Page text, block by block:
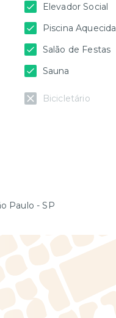
Elevador Social
Piscina Aquecida
Salão de Festas
Sauna
Bicicletário
Paulo - SP